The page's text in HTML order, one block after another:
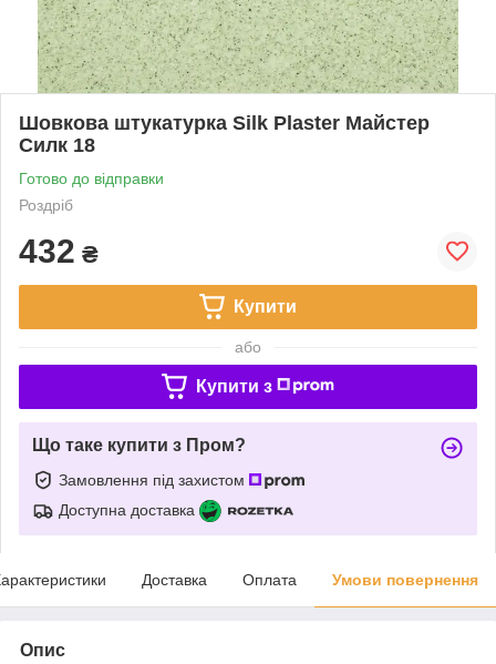
Шовкова штукатурка Silk Plaster Майстер
Силк 18
Готово до відправки
Роздріб
432 ₴
Купити
або
Купити з
Що таке купити з Пром?
Замовлення під захистом
Доступна доставка
Доставка Оплата Умови повернення
Опис